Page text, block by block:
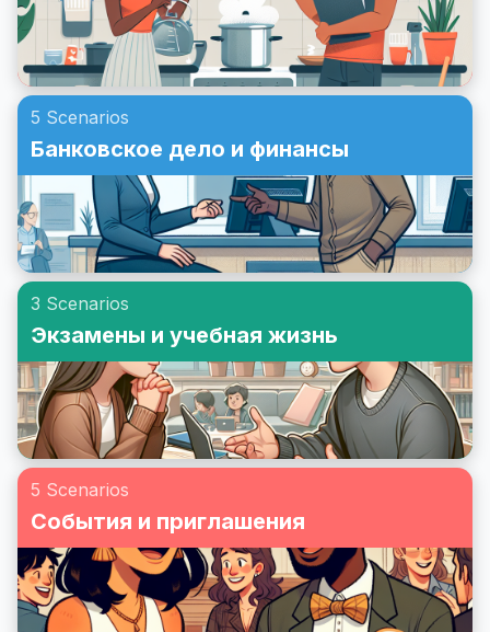
5 Scenarios
Банковское дело и финансы
3 Scenarios
Экзамены и учебная жизнь
5 Scenarios
События и приглашения